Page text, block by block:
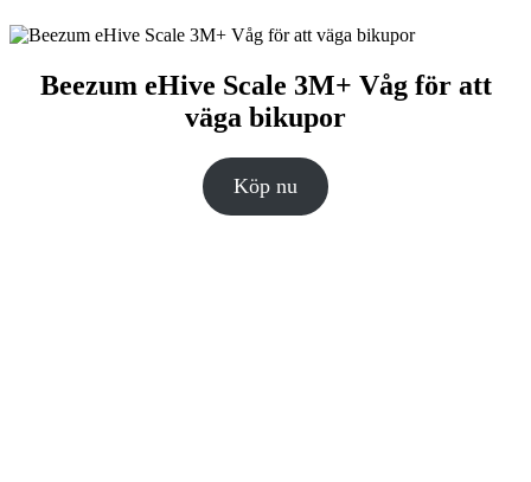
Beezum eHive Scale 3M+ Våg för att
väga bikupor
Köp nu